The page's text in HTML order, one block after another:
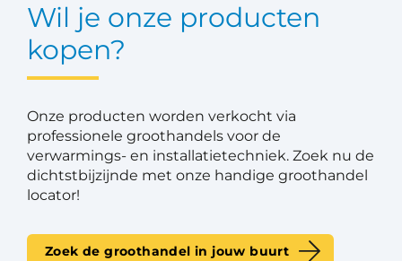
Wil je onze producten
kopen?
Onze producten worden verkocht via
professionele groothandels voor de
verwarmings- en installatietechniek. Zoek nu de
dichtstbijzijnde met onze handige groothandel
locator!
Zoek de groothandel in jouw buurt